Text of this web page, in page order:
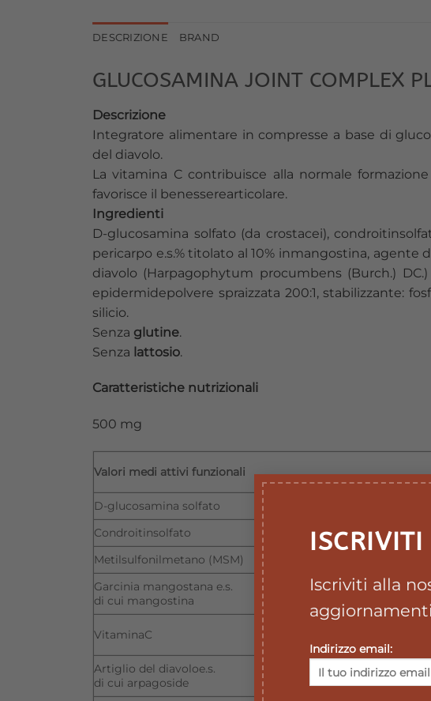
Iscriviti alla
Indirizzo email:
DESCRIZIONE BRAND
GLUCOSAMINA JOINT COMPLEX
Descrizione
Integratore alimentare in compresse a base di
del diavolo.
La vitamina C contribuisce alla normale
favorisce il benesserearticolare.
Ingredienti
D-glucosamina solfato (da crostacei),
pericarpo e.s.% titolato al 10% inmangostina, agente
diavolo (Harpagophytum procumbens (Burch.)
epidermidepolvere spraizzata 200:1, stabilizzante:
silicio.
Senza glutine.
Senza lattosio.
Caratteristiche nutrizionali
500 mg
Valori medi attivi funzionali
D-glucosamina solfato
Condroitinsolfato
Metilsulfonilmetano (MSM)
Garcinia mangostana e.s.
di cui mangostina
VitaminaC
Artiglio del diavoloe.s.
di cui arpagoside